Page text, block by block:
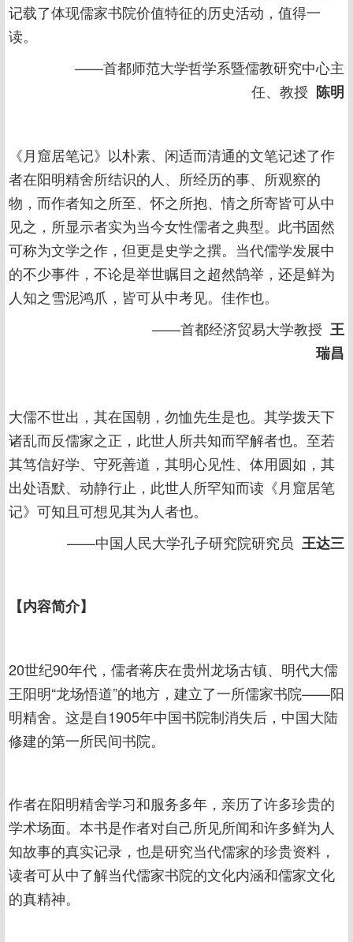
记载了体现儒家书院价值特征的历史活动，值得一
读。
——首都师范大学哲学系暨儒教研究中心主
任、教授 陈明
《月窟居笔记》以朴素、闲适而清通的文笔记述了作
者在阳明精舍所结识的人、所经历的事、所观察的
物，而作者知之所至、怀之所抱、情之所寄皆可从中
见之，所显示者实为当今女性儒者之典型。此书固然
可称为文学之作，但更是史学之撰。当代儒学发展中
的不少事件，不论是举世瞩目之超然鹄举，还是鲜为
人知之雪泥鸿爪，皆可从中考见。佳作也。
——首都经济贸易大学教授 王
瑞昌
大儒不世出，其在国朝，勿恤先生是也。其学拨天下
诸乱而反儒家之正，此世人所共知而罕解者也。至若
其笃信好学、守死善道，其明心见性、体用圆如，其
出处语默、动静行止，此世人所罕知而读《月窟居笔
记》可知且可想见其为人者也。
——中国人民大学孔子研究院研究员 王达三
【内容简介】
20世纪90年代，儒者蒋庆在贵州龙场古镇、明代大儒
王阳明“龙场悟道”的地方，建立了一所儒家书院——阳
明精舍。这是自1905年中国书院制消失后，中国大陆
修建的第一所民间书院。
作者在阳明精舍学习和服务多年，亲历了许多珍贵的
学术场面。本书是作者对自己所见所闻和许多鲜为人
知故事的真实记录，也是研究当代儒家的珍贵资料，
读者可从中了解当代儒家书院的文化内涵和儒家文化
的真精神。